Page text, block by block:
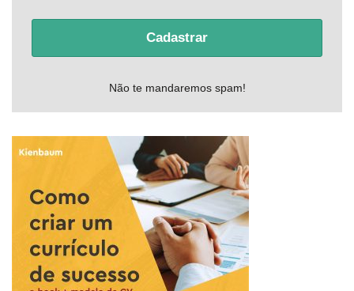
Cadastrar
Não te mandaremos spam!